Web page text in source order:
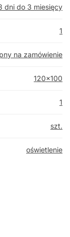
dni do 3 miesięcy
1
na zamówienie
120×100
1
szt.
oświetlenie